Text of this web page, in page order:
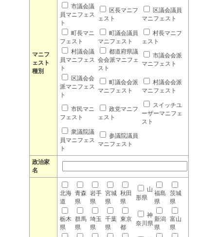
マニフ
ェスト
種別
市議会議
員マニフェス
ト
区長マニフ
ェスト
区議会議員
マニフェスト
町長マニ
フェスト
町議会議員
マニフェスト
村長マニフ
ェスト
村議会議
員マニフェス
ト
都道府県議
会会派マニフェ
スト
市議会会派
マニフェスト
区議会会
派マニフェス
ト
町議会会派
マニフェスト
村議会会派
マニフェスト
市民マニ
フェスト
政党マニフ
ェスト
スイッチユ
ーザーマニフェ
スト
衆議院議
員マニフェス
ト
参議院議員
マニフェスト
政治家
名
北海
道
青森
県
岩手
県
宮城
県
秋田
県
山
形県
福島
県
茨城
県
栃木
県
群馬
県
埼玉
県
千葉
県
東京
都
神
奈川県
新潟
県
富山
県